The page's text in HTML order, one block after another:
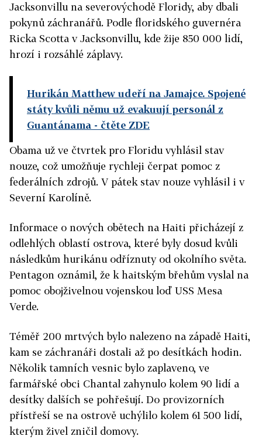
Jacksonvillu na severovýchodě Floridy, aby dbali
pokynů záchranářů. Podle floridského guvernéra
Ricka Scotta v Jacksonvillu, kde žije 850 000 lidí,
hrozí i rozsáhlé záplavy.
Hurikán Matthew udeří na Jamajce. Spojené
státy kvůli němu už evakuují personál z
Guantánama - čtěte ZDE
Obama už ve čtvrtek pro Floridu vyhlásil stav
nouze, což umožňuje rychleji čerpat pomoc z
federálních zdrojů. V pátek stav nouze vyhlásil i v
Severní Karolíně.
Informace o nových obětech na Haiti přicházejí z
odlehlých oblastí ostrova, které byly dosud kvůli
následkům hurikánu odříznuty od okolního světa.
Pentagon oznámil, že k haitským břehům vyslal na
pomoc obojživelnou vojenskou loď USS Mesa
Verde.
Téměř 200 mrtvých bylo nalezeno na západě Haiti,
kam se záchranáři dostali až po desítkách hodin.
Několik tamních vesnic bylo zaplaveno, ve
farmářské obci Chantal zahynulo kolem 90 lidí a
desítky dalších se pohřešují. Do provizorních
přístřeší se na ostrově uchýlilo kolem 61 500 lidí,
kterým živel zničil domovy.